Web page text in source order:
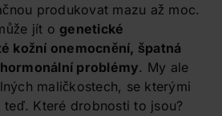
produkovat mazu až moc.
jít o genetické
kožní onemocnění, špatná
problémy. My ale
maličkostech, se kterými
teď. Které drobnosti to jsou?